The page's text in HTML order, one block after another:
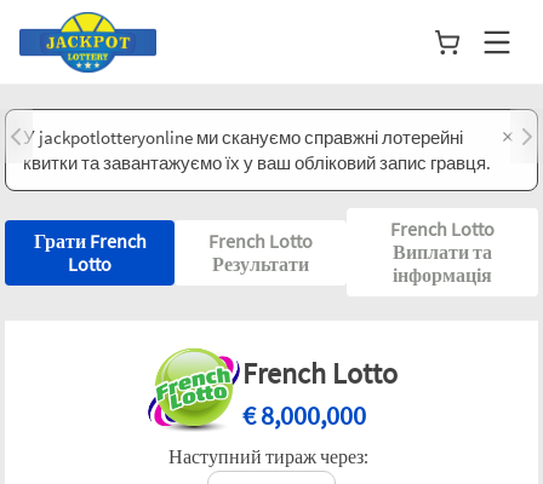
У jackpotlotteryonline ми скануємо справжні лотерейні
квитки та завантажуємо їх у ваш обліковий запис гравця.
×
Грати French
Lotto
French Lotto
Результати
French Lotto
Виплати та
інформація
French Lotto
€8,000,000
Наступний тираж через: